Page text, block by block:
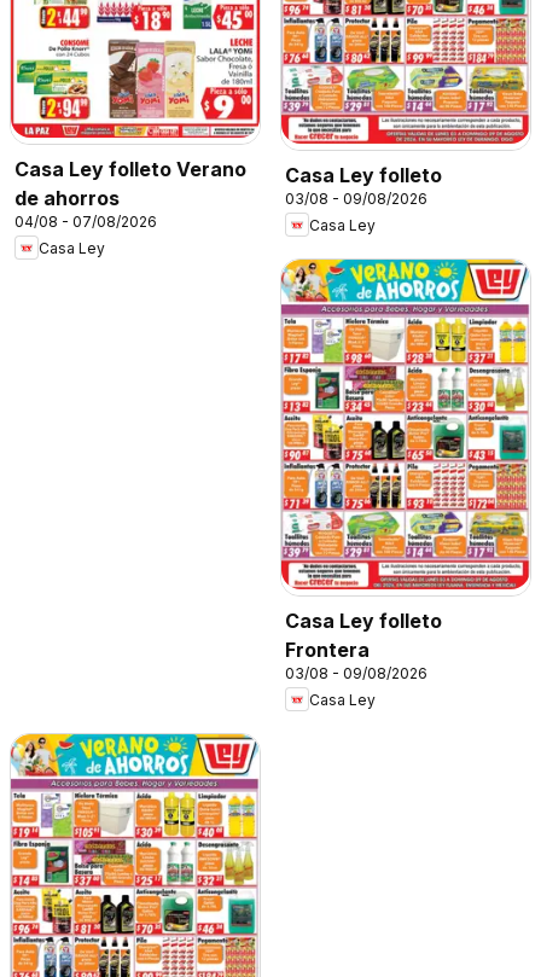
Casa Ley folleto Verano
de ahorros
04/08 - 07/08/2026
Casa Ley
Casa Ley folleto
03/08 - 09/08/2026
Casa Ley
Casa Ley folleto
Frontera
03/08 - 09/08/2026
Casa Ley